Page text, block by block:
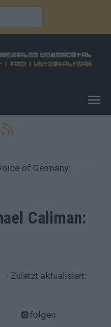
of Germany:
Caliman:
· Zuletzt aktualisiert:
folgen